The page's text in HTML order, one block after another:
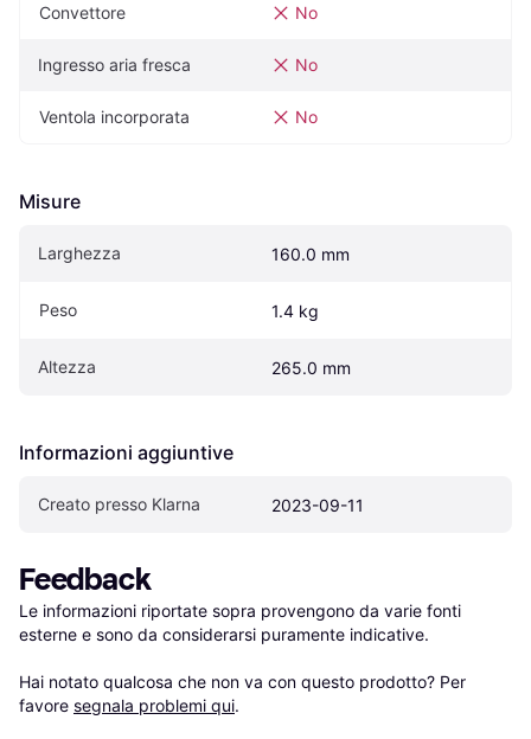
Convettore No
Ingresso aria fresca No
Ventola incorporata No
Misure
Larghezza 160.0 mm
Peso 1.4 kg
Altezza 265.0 mm
Informazioni aggiuntive
Creato presso Klarna 2023-09-11
Feedback
Le informazioni riportate sopra provengono da varie fonti
esterne e sono da considerarsi puramente indicative.
Hai notato qualcosa che non va con questo prodotto? Per
favore segnala problemi qui.